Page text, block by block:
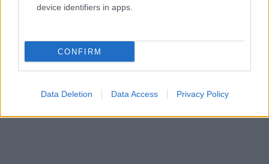
device identifiers in apps.
CONFIRM
Data Deletion Data Access Privacy Policy